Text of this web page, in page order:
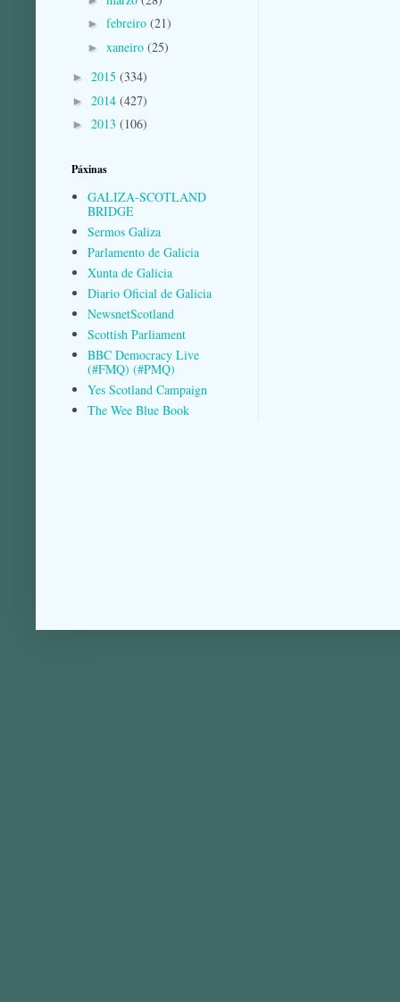
► febreiro (21)
► xaneiro (25)
► 2015 (334)
► 2014 (427)
► 2013 (106)
Páxinas
GALIZA-SCOTLAND
BRIDGE
Sermos Galiza
Parlamento de Galicia
Xunta de Galicia
Diario Oficial de Galicia
NewsnetScotland
Scottish Parliament
BBC Democracy Live
(#FMQ) (#PMQ)
Yes Scotland Campaign
The Wee Blue Book